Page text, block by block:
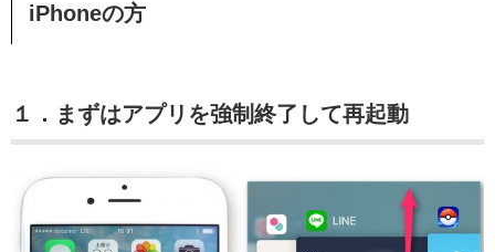
iPhoneの方
１．まずはアプリを強制終了して再起動